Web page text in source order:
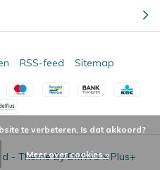
- Theme ByDMWSxPlus+
RSS-feed Sitemap
te verbeteren. Is dat akkoord?
Meer over cookies »